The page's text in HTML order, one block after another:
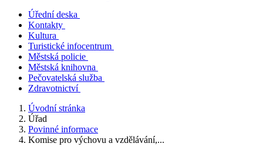
Úřední deska
Kontakty
Kultura
Turistické infocentrum
Městská policie
Městská knihovna
Pečovatelská služba
Zdravotnictví
Úvodní stránka
Úřad
Povinné informace
Komise pro výchovu a vzdělávání,...